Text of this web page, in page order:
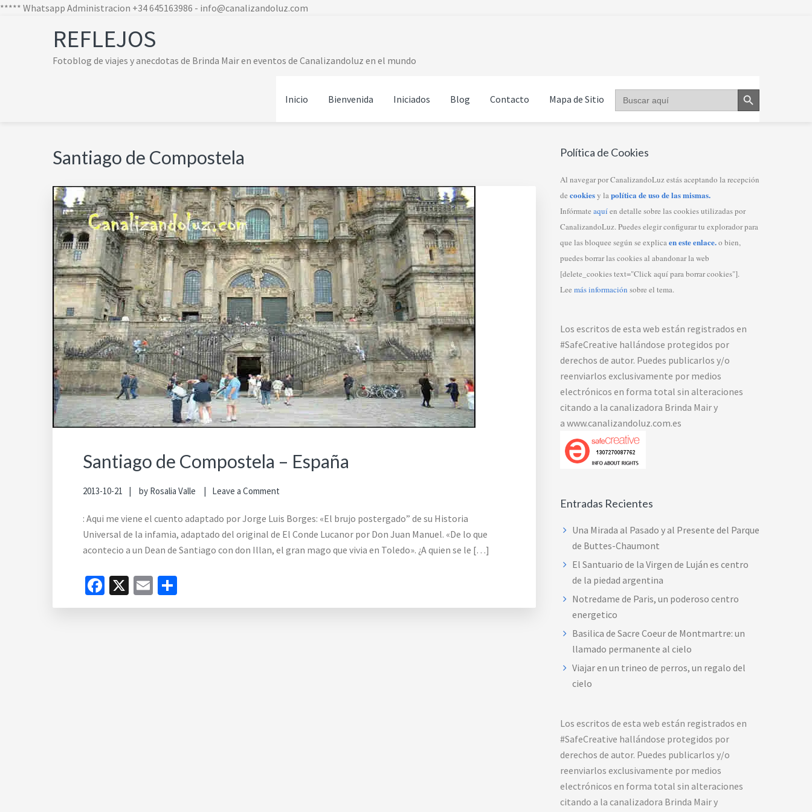
***** Whatsapp Administracion +34 645163986 - info@canalizandoluz.com
REFLEJOS
Fotoblog de viajes y anecdotas de Brinda Mair en eventos de Canalizandoluz en el mundo
Inicio Bienvenida Iniciados Blog Contacto Mapa de Sitio Buscar: Botón de búsqueda
Santiago de Compostela
Santiago de Compostela – España
2013-10-21 by Rosalia Valle Leave a Comment
: Aqui me viene el cuento adaptado por Jorge Luis Borges: «El brujo postergado” de su Historia
Universal de la infamia, adaptado del original de El Conde Lucanor por Don Juan Manuel. «De lo que
acontecio a un Dean de Santiago con don Illan, el gran mago que vivia en Toledo». ¿A quien se le […]
Facebook
X Email
Primary
Sidebar
Política de Cookies
Al navegar por CanalizandoLuz estás aceptando la recepción
de cookiesy lapolítica de uso de las mismas.
Infórmate aquíen detalle sobre las cookies utilizadas por
CanalizandoLuz. Puedes elegir configurar tu explorador para
que las bloquee según se explicaen este enlace.o bien,
puedes borrar las cookies al abandonar la web
[delete_cookies text="Click aquí para borrar cookies"].
Lee más información sobre el tema.
Los escritos de esta web están registrados en
#SafeCreative hallándose protegidos por
derechos de autor. Puedes publicarlos y/o
reenviarlos exclusivamente por medios
electrónicos en forma total sin alteraciones
citando a la canalizadora Brinda Mair y
a www.canalizandoluz.com.es
Entradas Recientes
Una Mirada al Pasado y al Presente del Parque
de Buttes-Chaumont
El Santuario de la Virgen de Luján es centro
de la piedad argentina
Notredame de Paris, un poderoso centro
energetico
Basilica de Sacre Coeur de Montmartre: un
llamado permanente al cielo
Viajar en un trineo de perros, un regalo del
cielo
Los escritos de esta web están registrados en
#SafeCreative hallándose protegidos por
derechos de autor. Puedes publicarlos y/o
reenviarlos exclusivamente por medios
electrónicos en forma total sin alteraciones
citando a la canalizadora Brinda Mair y